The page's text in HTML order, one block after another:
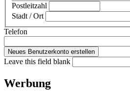
Postleitzahl
Stadt / Ort
Telefon
Leave this field blank
Werbung